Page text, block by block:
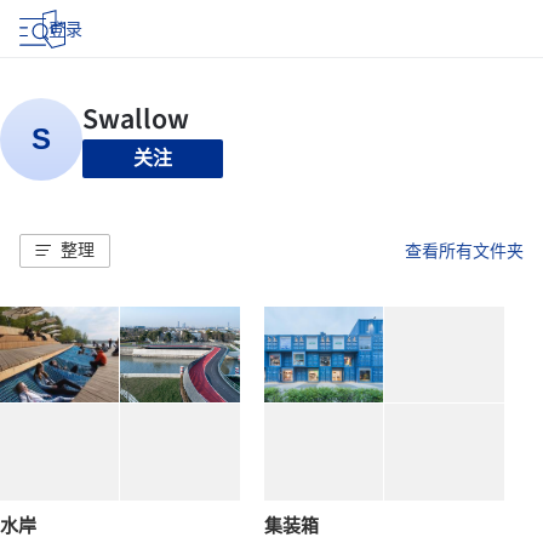
登录
关注
整理 查看所有文件夹
水岸 集装箱